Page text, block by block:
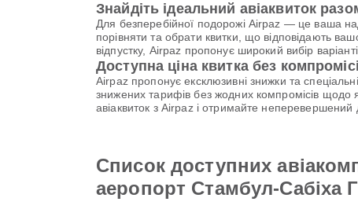
Знайдіть ідеальний авіаквиток
Для безперебійної подорожі Airpaz — це ваша
порівняти та обрати квитки, що відповідають
відпустку, Airpaz пропонує широкий вибір
Доступна ціна квитка без
Airpaz пропонує ексклюзивні знижки та
знижених тарифів без жодних компромісів
авіаквиток з Airpaz і отримайте
Список доступних
аеропорт Стамбул-Сабіха